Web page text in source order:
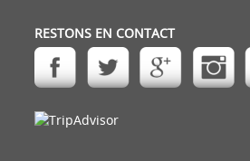
RESTONS EN CONTACT